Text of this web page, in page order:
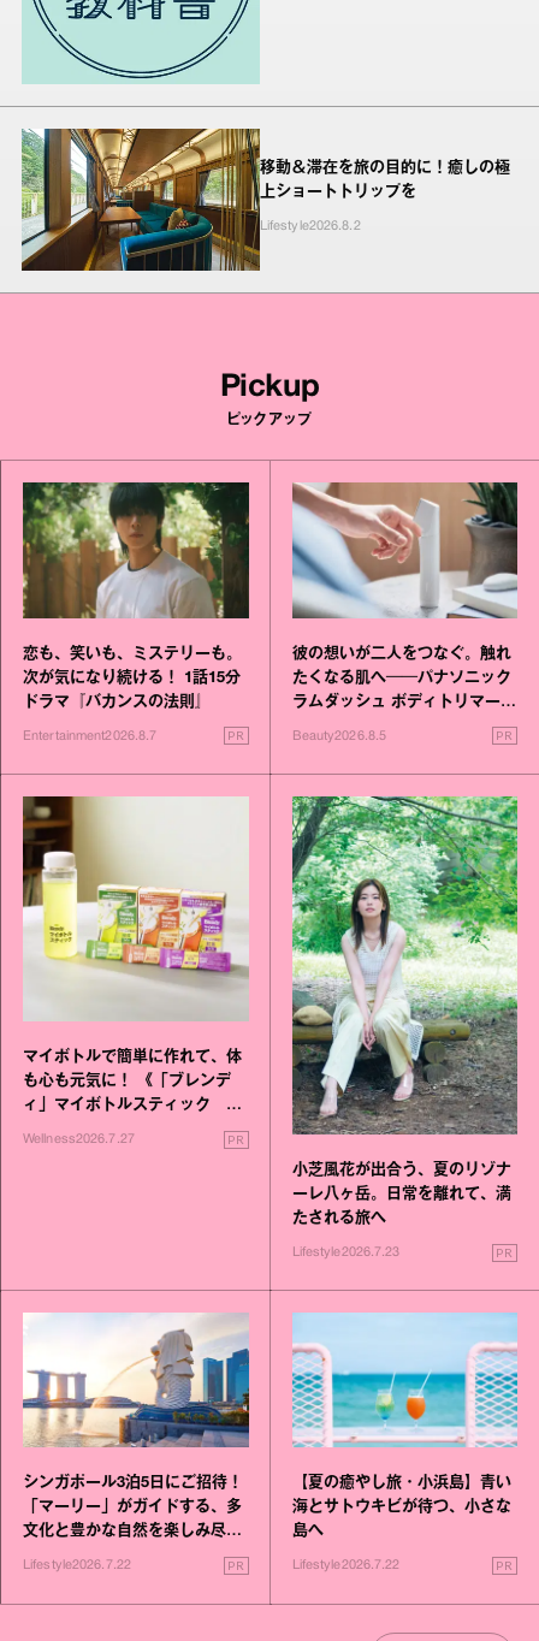
移動＆滞在を旅の目的に！癒しの極
上ショートトリップを
Lifestyle2026.8.2
Pickup
ピックアップ
恋も、笑いも、ミステリーも。
次が気になり続ける！ 1話15分
ドラマ『バカンスの法則』
Entertainment2026.8.7 PR
彼の想いが二人をつなぐ。触れ
たくなる肌へ──パナソニック
ラムダッシュ ボディトリマーが
Beauty2026.8.5 PR
マイボトルで簡単に作れて、体
も心も元気に！ 《「ブレンデ
ィ」マイボトルスティック い
いこと毎日》シリーズが誕生
Wellness2026.7.27 PR
小芝風花が出合う、夏のリゾナ
ーレ八ヶ岳。日常を離れて、満
たされる旅へ
Lifestyle2026.7.23 PR
シンガポール3泊5日にご招待！
「マーリー」がガイドする、多
文化と豊かな自然を楽しみ尽く
Lifestyle2026.7.22 PR
【夏の癒やし旅・小浜島】青い
海とサトウキビが待つ、小さな
島へ
Lifestyle2026.7.22 PR